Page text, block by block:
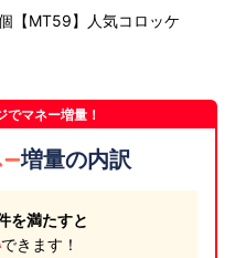
【MT59】人気コロッケ
でマネー増量！
増量の内訳
を満たすと
できます！